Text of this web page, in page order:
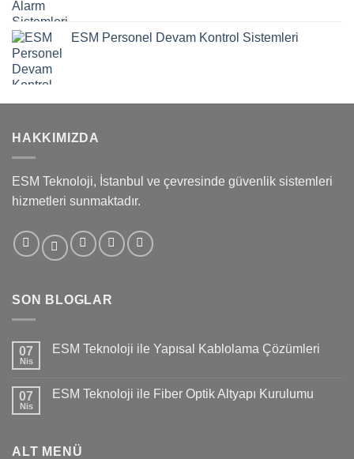
ESM Personel Devam Kontrol Sistemleri
HAKKIMIZDA
ESM Teknoloji, İstanbul ve çevresinde güvenlik sistemleri
hizmetleri sunmaktadır.
SON BLOGLAR
07
Nis
ESM Teknoloji ile Yapısal Kablolama Çözümleri
07
Nis
ESM Teknoloji ile Fiber Optik Altyapı Kurulumu
ALT MENÜ